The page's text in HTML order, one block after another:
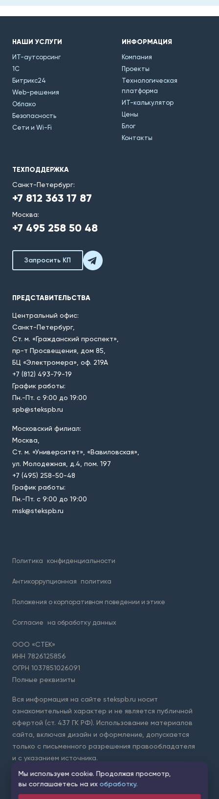
НАШИ УСЛУГИ
ИТ-аутсорсинг
1С
Битрикс24
Web-решения
Облако
Безопасность
Сети и Wi-Fi
ИНФОРМАЦИЯ
Компания
Проекты
Технологическая
платформа
ИТ-калькулятор
Цены
Блог
Контакты
ТЕХПОДДЕРЖКА
Санкт-Петербург:
+7 812 363 17 87
Москва:
+7 495 258 50 48
Запросить КП
ПРЕДСТАВИТЕЛЬСТВА
Центральный офис:
Санкт-Петербург,
Ст. м. «Гражданский проспект»,
пр-т Просвещения, дом 85,
БЦ «Электромера», оф. 219А
+7 (812) 493-79-19
График работы:
Пн.-Пт. с 9:00 до 19:00
spb@stekspb.ru
Московский филиал:
Москва,
Ст. м. «Университет», «Вавиловская»,
ул. Молодежная, д.4, пом. 197
+7 (495) 258-50-48
График работы:
Пн.-Пт. с 9:00 до 19:00
msk@stekspb.ru
Политика конфиденциальности
Антикоррупционная политика
Положения о корпоративном поведении и этике
Согласие на обработку данных
ООО «СТЕК»
ИНН 7826125856
ОГРН 1037851026091
Полные реквизиты
Вся информация на сайте stekspb.ru носит
ознакомительный характер и не является публичной
офертой (ст. 437 ГК РФ). Использование материалов
сайта, включая дизайн и оформление, допускается
только с письменного разрешения правообладателя
и с указанием источника.
Для защиты форм на сайте используется сервис Yandex
SmartCaptcha. Применяются
условия обработки данных
Мы используем cookie. Продолжая просмотр,
вы соглашаетесь на их обработку.